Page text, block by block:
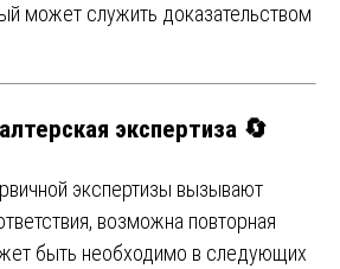
может служить доказательством
экспертиза 🔄
экспертизы вызывают
возможна повторная
быть необходимо в следующих